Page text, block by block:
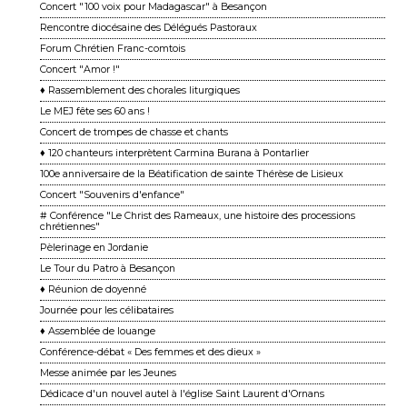
Concert "100 voix pour Madagascar" à Besançon
Rencontre diocésaine des Délégués Pastoraux
Forum Chrétien Franc-comtois
Concert "Amor !"
♦ Rassemblement des chorales liturgiques
Le MEJ fête ses 60 ans !
Concert de trompes de chasse et chants
♦ 120 chanteurs interprètent Carmina Burana à Pontarlier
100e anniversaire de la Béatification de sainte Thérèse de Lisieux
Concert "Souvenirs d'enfance"
# Conférence "Le Christ des Rameaux, une histoire des processions
chrétiennes"
Pèlerinage en Jordanie
Le Tour du Patro à Besançon
♦ Réunion de doyenné
Journée pour les célibataires
♦ Assemblée de louange
Conférence-débat « Des femmes et des dieux »
Messe animée par les Jeunes
Dédicace d'un nouvel autel à l'église Saint Laurent d'Ornans